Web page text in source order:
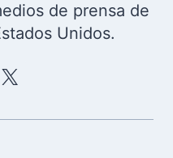
de prensa de
Unidos.